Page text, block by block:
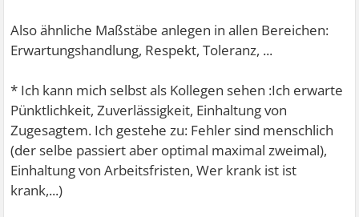
Also ähnliche Maßstäbe anlegen in allen Bereichen:
Erwartungshandlung, Respekt, Toleranz, ...
* Ich kann mich selbst als Kollegen sehen :Ich erwarte
Pünktlichkeit, Zuverlässigkeit, Einhaltung von
Zugesagtem. Ich gestehe zu: Fehler sind menschlich
(der selbe passiert aber optimal maximal zweimal),
Einhaltung von Arbeitsfristen, Wer krank ist ist
krank,...)